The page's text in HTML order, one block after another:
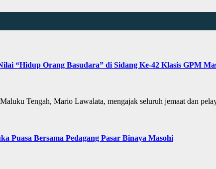
“Hidup Orang Basudara” di Sidang Ke-42 Klasis GPM
Tengah, Mario Lawalata, mengajak seluruh jemaat dan
Puasa Bersama Pedagang Pasar Binaya Masohi